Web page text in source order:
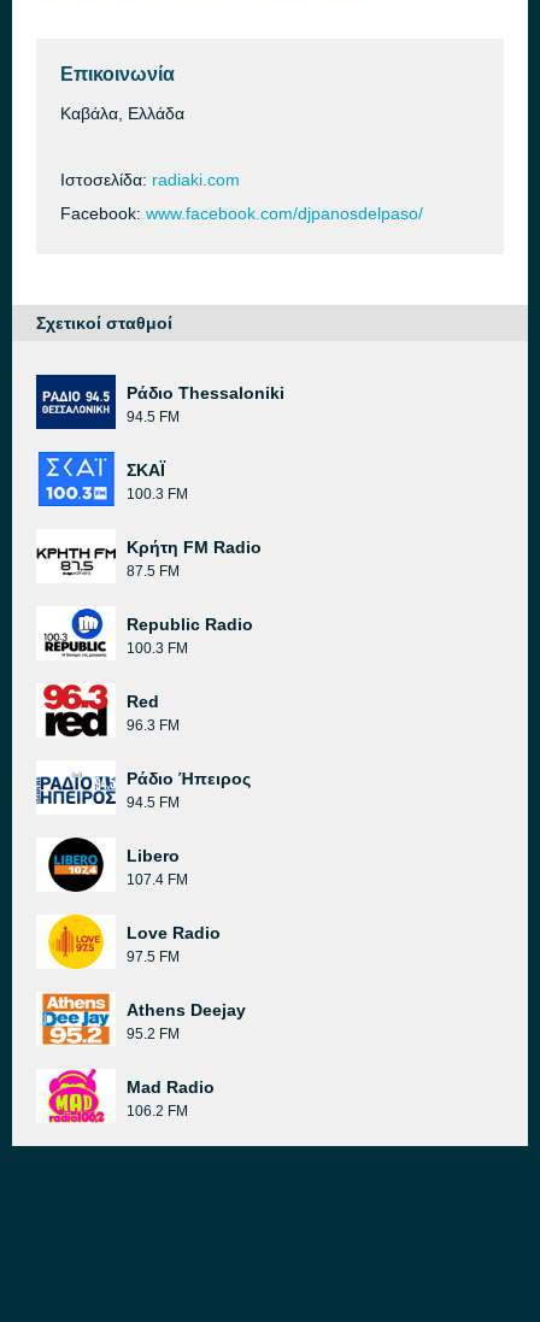
Επικοινωνία
Καβάλα, Ελλάδα
Ιστοσελίδα: radiaki.com
Facebook: www.facebook.com/djpanosdelpaso/
Σχετικοί σταθμοί
Ράδιο Thessaloniki
94.5 FM
ΣΚΑΪ
100.3 FM
Κρήτη FM Radio
87.5 FM
Republic Radio
100.3 FM
Red
96.3 FM
Ράδιο Ήπειρος
94.5 FM
Libero
107.4 FM
Love Radio
97.5 FM
Athens Deejay
95.2 FM
Mad Radio
106.2 FM